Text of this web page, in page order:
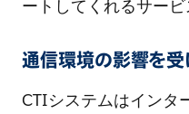
ートしてくれるサービ
通信環境の影響を
CTIシステムはインタ